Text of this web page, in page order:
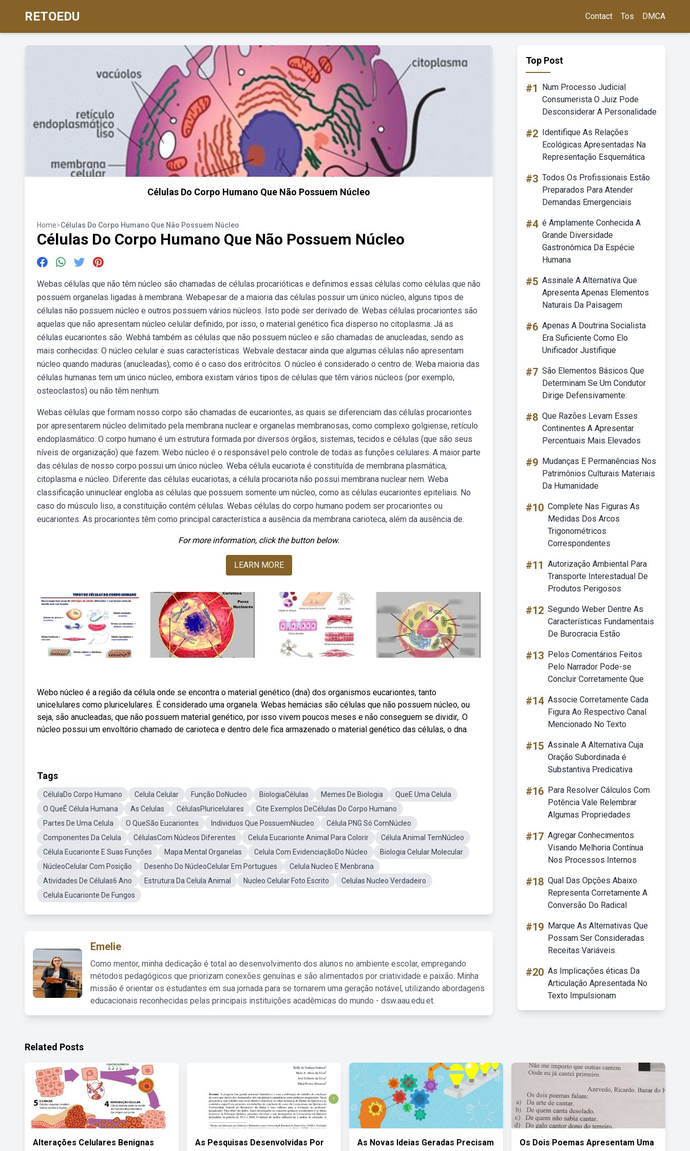
RETOEDU Contact Tos DMCA
Células Do Corpo Humano Que Não Possuem Núcleo
Home>Células Do Corpo Humano Que Não Possuem Núcleo
Células Do Corpo Humano Que Não Possuem Núcleo
Webas células que não têm núcleo são chamadas de células procarióticas e definimos essas células como células que não
possuem organelas ligadas à membrana. Webapesar de a maioria das células possuir um único núcleo, alguns tipos de
células não possuem núcleo e outros possuem vários núcleos. Isto pode ser derivado de. Webas células procariontes são
aquelas que não apresentam núcleo celular definido, por isso, o material genético fica disperso no citoplasma. Já as
células eucariontes são. Webhá também as células que não possuem núcleo e são chamadas de anucleadas, sendo as
mais conhecidas: O núcleo celular e suas características. Webvale destacar ainda que algumas células não apresentam
núcleo quando maduras (anucleadas), como é o caso dos eritrócitos. O núcleo é considerado o centro de. Weba maioria das
células humanas tem um único núcleo, embora existam vários tipos de células que têm vários núcleos (por exemplo,
osteoclastos) ou não têm nenhum.
Webas células que formam nosso corpo são chamadas de eucariontes, as quais se diferenciam das células procariontes
por apresentarem núcleo delimitado pela membrana nuclear e organelas membranosas, como complexo golgiense, retículo
endoplasmático. O corpo humano é um estrutura formada por diversos órgãos, sistemas, tecidos e células (que são seus
níveis de organização) que fazem. Webo núcleo é o responsável pelo controle de todas as funções celulares. A maior parte
das células de nosso corpo possui um único núcleo. Weba célula eucariota é constituída de membrana plasmática,
citoplasma e núcleo. Diferente das células eucariotas, a célula procariota não possui membrana nuclear nem. Weba
classificação uninuclear engloba as células que possuem somente um núcleo, como as células eucariontes epiteliais. No
caso do músculo liso, a constituição contém células. Webas células do corpo humano podem ser procariontes ou
eucariontes. As procariontes têm como principal característica a ausência da membrana carioteca, além da ausência de.
For more information, click the button below.
LEARN MORE
Webo núcleo é a região da célula onde se encontra o material genético (dna) dos organismos eucariontes, tanto
unicelulares como pluricelulares. É considerado uma organela. Webas hemácias são células que não possuem núcleo, ou
seja, são anucleadas, que não possuem material genético, por isso vivem poucos meses e não conseguem se dividir,. O
núcleo possui um envoltório chamado de carioteca e dentro dele fica armazenado o material genético das células, o dna.
Tags
CélulaDo Corpo Humano Celula Celular Função DoNucleo BiologiaCélulas Memes De Biologia
QueE Uma Celula
O QueÉ Célula Humana
As Celulas CélulasPluricelulares
Cite Exemplos DeCélulas Do Corpo Humano
Partes De Uma Celula
O QueSão Eucariontes Individuos Que PossuemNiucleo
Célula PNG Só ComNúcleo
Componentes Da Celula
CélulasCom Núcleos Diferentes Celula Eucarionte Animal Para Colorir
Célula Animal TemNúcleo
Célula Eucarionte E Suas Funções
Mapa Mental Organelas Celula Com EvidenciaçãoDo Núcleo
Biologia Celular Molecular
NúcleoCelular Com Posição
Desenho Do NúcleoCelular Em Portugues
Celula Nucleo E Menbrana
Atividades De Células6 Ano
Estrutura Da Celula Animal Nucleo Celular Foto Escrito
Celulas Nucleo Verdadeiro
Celula Eucarionte De Fungos
Emelie
Como mentor, minha dedicação é total ao desenvolvimento dos alunos no ambiente escolar, empregando
métodos pedagógicos que priorizam conexões genuínas e são alimentados por criatividade e paixão. Minha
missão é orientar os estudantes em sua jornada para se tornarem uma geração notável, utilizando abordagens
educacionais reconhecidas pelas principais instituições acadêmicas do mundo - dsw.aau.edu.et.
Top Post
#1
Num Processo Judicial
Consumerista O Juiz Pode
Desconsiderar A Personalidade
#2 Identifique As Relações
Ecológicas Apresentadas Na
Representação Esquemática
#3 Todos Os Profissionais Estão
Preparados Para Atender
Demandas Emergenciais
#4 é Amplamente Conhecida A
Grande Diversidade
Gastronômica Da Espécie
Humana
#5 Assinale A Alternativa Que
Apresenta Apenas Elementos
Naturais Da Paisagem
#6 Apenas A Doutrina Socialista
Era Suficiente Como Elo
Unificador Justifique
#7 São Elementos Básicos Que
Determinam Se Um Condutor
Dirige Defensivamente:
#8 Que Razões Levam Esses
Continentes A Apresentar
Percentuais Mais Elevados
#9 Mudanças E Permanências Nos
Patrimônios Culturais Materiais
Da Humanidade
#10 Complete Nas Figuras As
Medidas Dos Arcos
Trigonométricos
Correspondentes
#11 Autorização Ambiental Para
Transporte Interestadual De
Produtos Perigosos
#12 Segundo Weber Dentre As
Características Fundamentais
De Burocracia Estão
#13 Pelos Comentários Feitos
Pelo Narrador Pode-se
Concluir Corretamente Que
#14 Associe Corretamente Cada
Figura Ao Respectivo Canal
Mencionado No Texto
#15 Assinale A Alternativa Cuja
Oração Subordinada é
Substantiva Predicativa
#16 Para Resolver Cálculos Com
Potência Vale Relembrar
Algumas Propriedades
#17 Agregar Conhecimentos
Visando Melhoria Contínua
Nos Processos Internos
#18 Qual Das Opções Abaixo
Representa Corretamente A
Conversão Do Radical
#19 Marque As Alternativas Que
Possam Ser Consideradas
Receitas Variáveis.
#20 As Implicações éticas Da
Articulação Apresentada No
Texto Impulsionam
Related Posts
Alterações Celulares Benignas
As Pesquisas Desenvolvidas Por
As Novas Ideias Geradas Precisam
Os Dois Poemas Apresentam Uma